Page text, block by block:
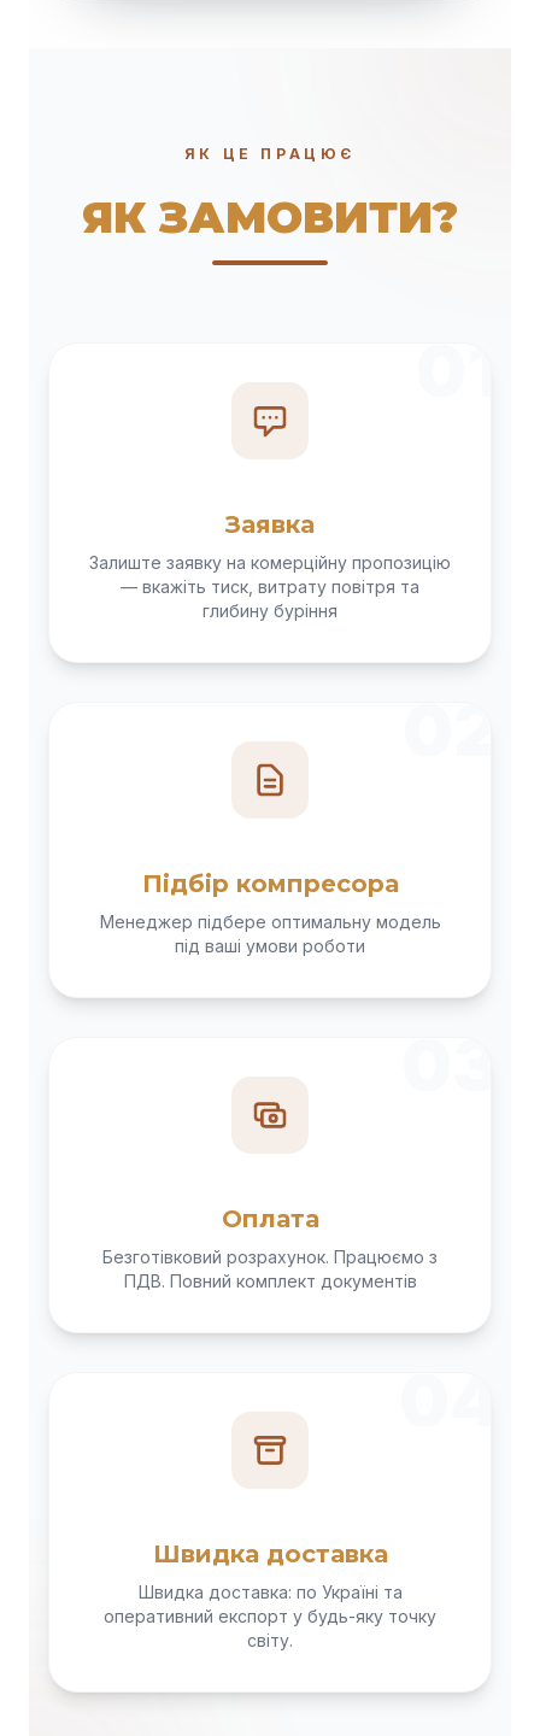
ЯК ЦЕ ПРАЦЮЄ
ЯК ЗАМОВИТИ?
Заявка
Залиште заявку на комерційну пропозицію
— вкажіть тиск, витрату повітря та
глибину буріння
Підбір компресора
Менеджер підбере оптимальну модель
під ваші умови роботи
Оплата
Безготівковий розрахунок. Працюємо з
ПДВ. Повний комплект документів
Швидка доставка
Швидка доставка: по Україні та
оперативний експорт у будь-яку точку
світу.